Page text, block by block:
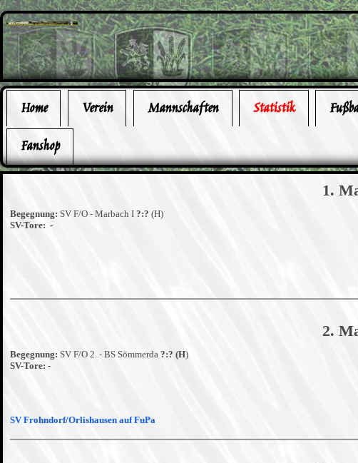
Home Verein Mannschaften Statistik
Fanshop
1.
Begegnung: SV F/O - Marbach I ?:? (H)
SV-Tore: -
2.
Begegnung: SV F/O 2. - BS Sömmerda ?:? (H)
SV-Tore: -
SV Frohndorf/Orlishausen auf FuPa